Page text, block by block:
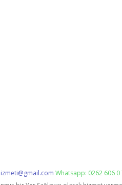
Whatsapp: 0262 606 0